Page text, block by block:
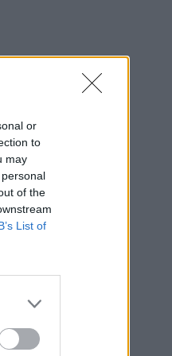
or
to
may
of the
List of
Κεφαλογιάννη
09:59